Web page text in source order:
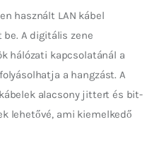
használt LAN kábel
A digitális zene
hálózati kapcsolatánál a
a hangzást. A
alacsony jittert és bit-
lehetővé, ami kiemelkedő